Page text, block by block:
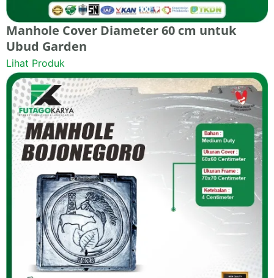
Manhole Cover Diameter 60 cm untuk
Ubud Garden
Lihat Produk